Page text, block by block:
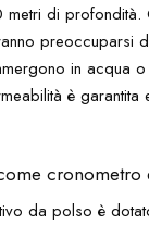
di profondità.
preoccuparsi
in acqua
è
cronometro
da polso è